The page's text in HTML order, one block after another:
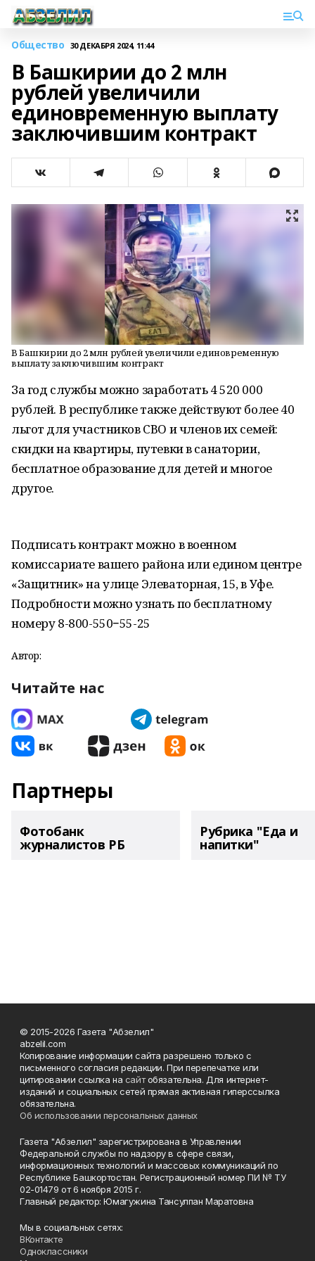
Общество 30 ДЕКАБРЯ 2024, 11:44
В Башкирии до 2 млн
рублей увеличили
единовременную выплату
заключившим контракт
В Башкирии до 2 млн рублей увеличили единовременную
выплату заключившим контракт
За год службы можно заработать 4 520 000
рублей. В республике также действуют более 40
льгот для участников СВО и членов их семей:
скидки на квартиры, путевки в санатории,
бесплатное образование для детей и многое
другое.
Подписать контракт можно в военном
комиссариате вашего района или едином центре
«Защитник» на улице Элеваторная, 15, в Уфе.
Подробности можно узнать по бесплатному
номеру 8-800-550−55-25
Автор:
Читайте нас
Партнеры
Фотобанк
журналистов РБ
Рубрика "Еда и
напитки"
© 2015-2026 Газета "Абзелил"
abzelil.com
Копирование информации сайта разрешено только с
письменного согласия редакции. При перепечатке или
цитировании ссылка на сайтобязательна. Для интернет-
изданий и социальных сетей прямая активная гиперссылка
обязательна.
Об использовании персональных данных
Газета "Абзелил" зарегистрирована в Управлении
Федеральной службы по надзору в сфере связи,
информационных технологий и массовых коммуникаций по
Республике Башкортостан. Регистрационный номер ПИ № ТУ
02-01479 от 6 ноября 2015 г.
Главный редактор: Юмагужина Тансулпан Маратовна
Мы в социальных сетях:
ВКонтакте
Одноклассники